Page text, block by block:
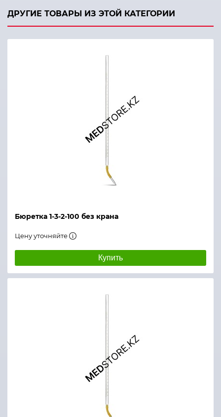
ДРУГИЕ ТОВАРЫ ИЗ ЭТОЙ КАТЕГОРИИ
Бюретка 1-3-2-100 без крана
Цену уточняйте
Купить